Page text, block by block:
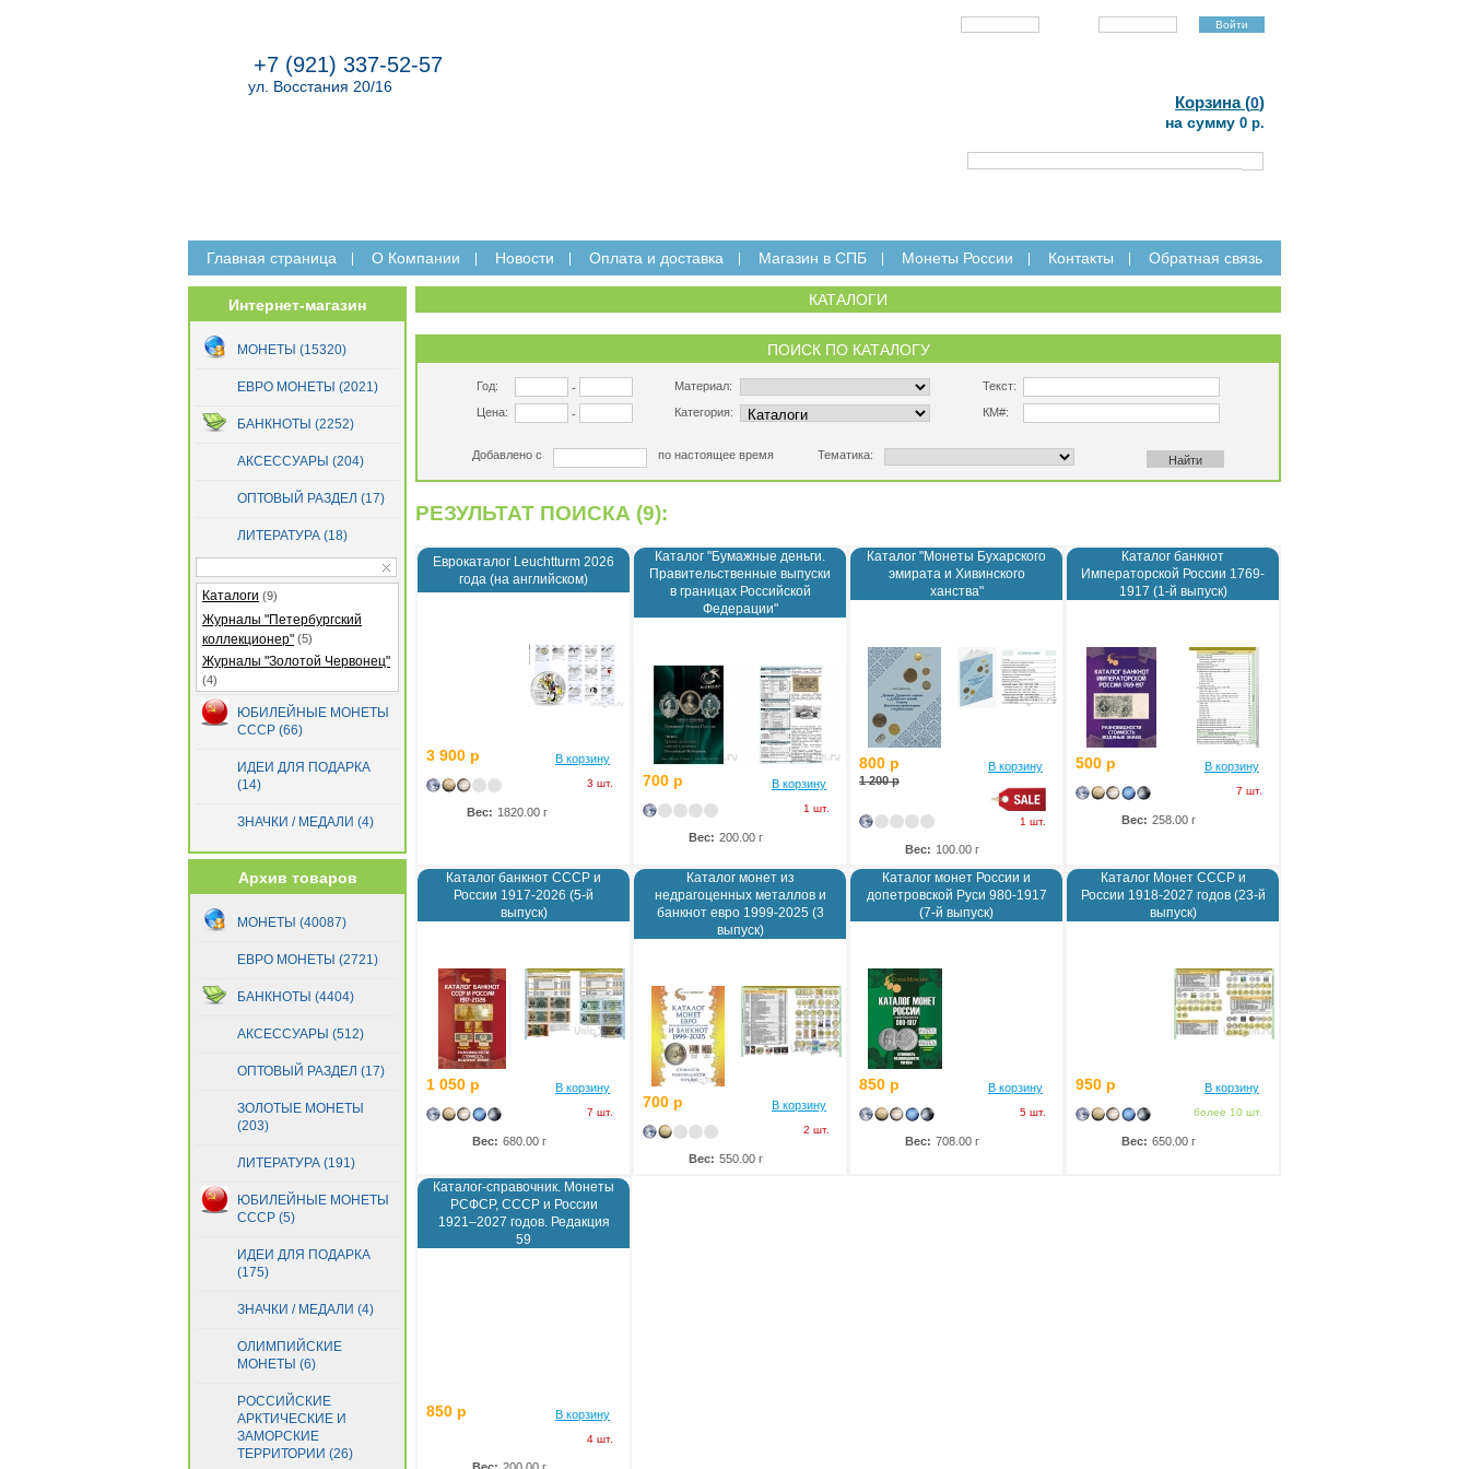
+7 (921) 337-52-57
ул. Восстания 20/16
Корзина (0)
на сумму 0 р.
Главная страница O Компании Новости Оплата и доставка Магазин в СПБ Монеты России Контакты Обратная связь
Интернет-магазин
МОНЕТЫ (15320)
ЕВРО МОНЕТЫ (2021)
БАНКНОТЫ (2252)
АКСЕССУАРЫ (204)
ОПТОВЫЙ РАЗДЕЛ (17)
ЛИТЕРАТУРА (18)
Каталоги (9)
Журналы "Петербургский
коллекционер" (5)
Журналы "Золотой Червонец"
(4)
ЮБИЛЕЙНЫЕ МОНЕТЫ
СССР (66)
ИДЕИ ДЛЯ ПОДАРКА
(14)
ЗНАЧКИ / МЕДАЛИ (4)
Архив товаров
МОНЕТЫ (40087)
ЕВРО МОНЕТЫ (2721)
БАНКНОТЫ (4404)
АКСЕССУАРЫ (512)
ОПТОВЫЙ РАЗДЕЛ (17)
ЗОЛОТЫЕ МОНЕТЫ
(203)
ЛИТЕРАТУРА (191)
ЮБИЛЕЙНЫЕ МОНЕТЫ
СССР (5)
ИДЕИ ДЛЯ ПОДАРКА
(175)
ЗНАЧКИ / МЕДАЛИ (4)
ОЛИМПИЙСКИЕ
МОНЕТЫ (6)
РОССИЙСКИЕ
АРКТИЧЕСКИЕ И
ЗАМОРСКИЕ
ТЕРРИТОРИИ (26)
КАТАЛОГИ
ПОИСК ПО КАТАЛОГУ
Год: - Материал:
Текст:
Цена:
- Категория: КМ#:
Добавлено с по настоящее время Тематика:
РЕЗУЛЬТАТ ПОИСКА (9):
Еврокаталог Leuchtturm 2026
года (на английском)
3 900 р В корзину
3 шт.
Вес: 1820.00 г
Каталог "Бумажные деньги.
Правительственные выпуски
в границах Российской
Федерации"
700 р В корзину
1 шт.
Вес: 200.00 г
Каталог "Монеты Бухарского
эмирата и Хивинского
ханства"
800 р
1 200 р
В корзину
1 шт.
Вес: 100.00 г
Каталог банкнот
Императорской России 1769-
1917 (1-й выпуск)
500 р В корзину
7 шт.
Вес: 258.00 г
Каталог банкнот СССР и
России 1917-2026 (5-й
выпуск)
1 050 р В корзину
7 шт.
Вес: 680.00 г
Каталог монет из
недрагоценных металлов и
банкнот евро 1999-2025 (3
выпуск)
700 р В корзину
2 шт.
Вес: 550.00 г
Каталог монет России и
допетровской Руси 980-1917
(7-й выпуск)
850 р В корзину
5 шт.
Вес: 708.00 г
Каталог Монет СССР и
России 1918-2027 годов (23-й
выпуск)
950 р В корзину
более 10 шт.
Вес: 650.00 г
Каталог-справочник. Монеты
РСФСР, СССР и России
1921–2027 годов. Редакция
59
850 р В корзину
4 шт.